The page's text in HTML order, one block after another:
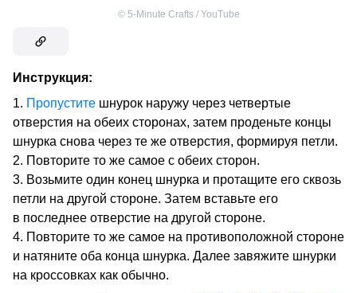
© 5-Minute Crafts / YouTube
Инструкция:
Пропустите шнурок наружу через четвертые
отверстия на обеих сторонах, затем проденьте концы
шнурка снова через те же отверстия, формируя петли.
Повторите то же самое с обеих сторон.
Возьмите один конец шнурка и протащите его сквозь
петли на другой стороне. Затем вставьте его
в последнее отверстие на другой стороне.
Повторите то же самое на противоположной стороне
и натяните оба конца шнурка. Далее завяжите шнурки
на кроссовках как обычно.